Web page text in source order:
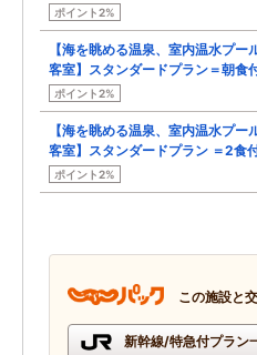
ポイント2%
【海を眺める温泉、室内温水プー
客室】スタンダードプラン＝朝食
ポイント2%
【海を眺める温泉、室内温水プー
客室】スタンダードプラン ＝2食
ポイント2%
この施設と
新幹線/特急付プラン